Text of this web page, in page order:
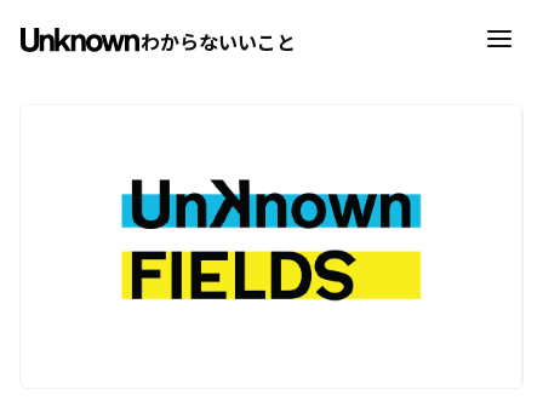
わからないいこと